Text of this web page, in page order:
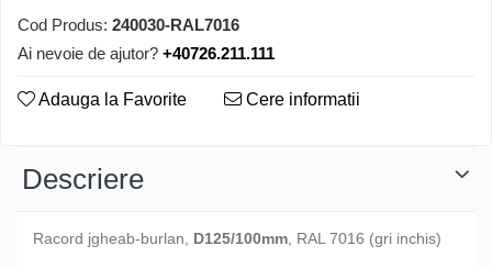
Cod Produs: 240030-RAL7016
Ai nevoie de ajutor? +40726.211.111
Adauga la Favorite Cere informatii
Descriere
Racord jgheab-burlan, D125/100mm, RAL 7016 (gri inchis)